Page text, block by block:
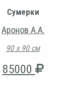
Сумерки
Аронов А.А.
90 х 90 см
85000